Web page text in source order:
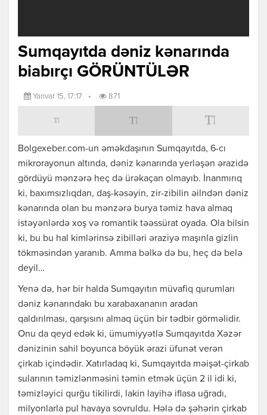
Sumqayıtda dəniz kənarında
biabırçı GÖRÜNTÜLƏR
Yanvar 15, 17:17 • 871
Bolgexeber.com-un əməkdaşının Sumqayıtda, 6-cı
mikrorayonun altında, dəniz kənarında yerləşən ərazidə
gördüyü mənzərə heç də ürəkaçan olmayıb. İnanmırıq
ki, baxımsızlıqdan, daş-kəsəyin, zir-zibilin əilndən dəniz
kənarında olan bu mənzərə burya təmiz hava almaq
istəyənlərdə xoş və romantik təəssürat oyada. Ola bilsin
ki, bu bu hal kimlərinsə zibilləri əraziyə maşınla gizlin
tökməsindən yaranıb. Amma bəlkə də bu, heç də belə
deyil…
Yenə də, hər bir halda Sumqayıtın müvafiq qurumları
dəniz kənarındakı bu xarabaxananın aradan
qaldırılması, qarşısını almaq üçün bir tədbir görməlidir.
Onu da qeyd edək ki, ümumiyyətlə Sumqayıtda Xəzər
dənizinin sahil boyunca böyük ərazi üfunət verən
çirkab içindədir. Xatırladaq ki, Sumqayıtda məişət-çirkab
sularının təmizlənməsini təmin etmək üçün 2 il idi ki,
təmizləyici qurğu tikilirdi, lakin layihə iflasa uğradı,
milyonlarla pul havaya sovruldu. Hələ də şəhərin çirkab